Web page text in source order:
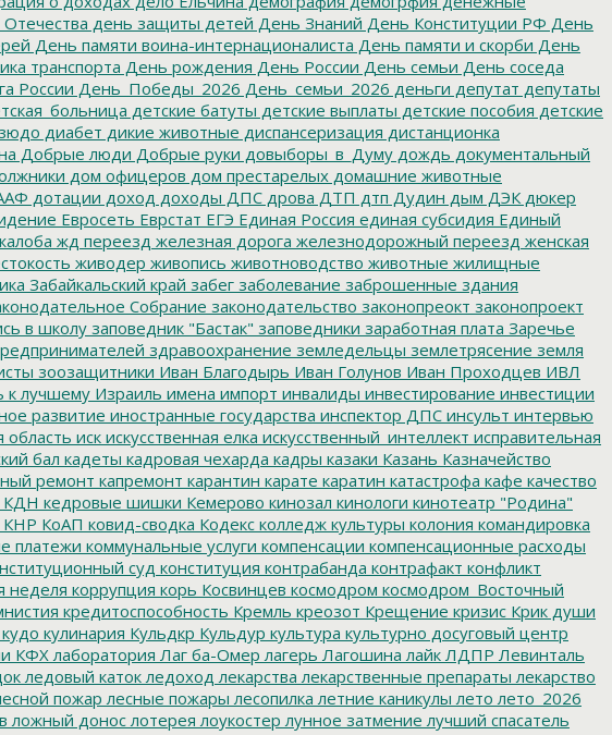
день защиты детей День Знаний День Конституции РФ День
День памяти воина-интернационалиста День памяти и скорби День
транспорта День рождения День России День семьи День соседа
России День_Победы_2026 День_семьи_2026 деньги депутат депутаты
детские батуты детские выплаты детские пособия детские
диабет дикие животные диспансеризация дистанционка
Добрые люди Добрые руки довыборы_в_Думу дождь документальный
дом офицеров дом престарелых домашние животные
дотации доход доходы ДПС дрова ДТП дтп Дудин дым ДЭК дюкер
Евросеть Еврстат ЕГЭ Единая Россия единая субсидия Единый
жд переезд железная дорога железнодорожный переезд женская
живодер живопись животноводство животные жилищные
Забайкальский край забег заболевание заброшенные здания
Собрание законодательство законопреокт законопроект
в школу заповедник "Бастак" заповедники заработная плата Заречье
здравоохранение земледельцы землетрясение земля
зоозащитники Иван Благодырь Иван Голунов Иван Проходцев ИВЛ
к лучшему Израиль имена импорт инвалиды инвестирование инвестиции
развитие иностранные государства инспектор ДПС инсульт интервью
область иск искусственная елка искусственный_интеллект исправительная
бал кадеты кадровая чехарда кадры казаки Казань Казначейство
ремонт капремонт карантин карате каратин катастрофа кафе качество
КДН кедровые шишки Кемерово кинозал кинологи кинотеатр "Родина"
КНР КоАП ковид-сводка Кодекс колледж культуры колония командировка
платежи коммунальные услуги компенсации компенсационные расходы
суд конституция контрабанда контрафакт конфликт
неделя коррупция корь Косвинцев космодром космодром_Восточный
кредитоспособность Кремль креозот Крещение кризис Крик души
кудо кулинария Кульдкр Кульдур культура культурно досуговый центр
КФХ лаборатория Лаг ба-Омер лагерь Лагошина лайк ЛДПР Левинталь
ледовый каток ледоход лекарства лекарственные препараты лекарство
пожар лесные пожары лесопилка летние каникулы лето лето_2026
ложный донос лотерея лоукостер лунное затмение лучший спасатель